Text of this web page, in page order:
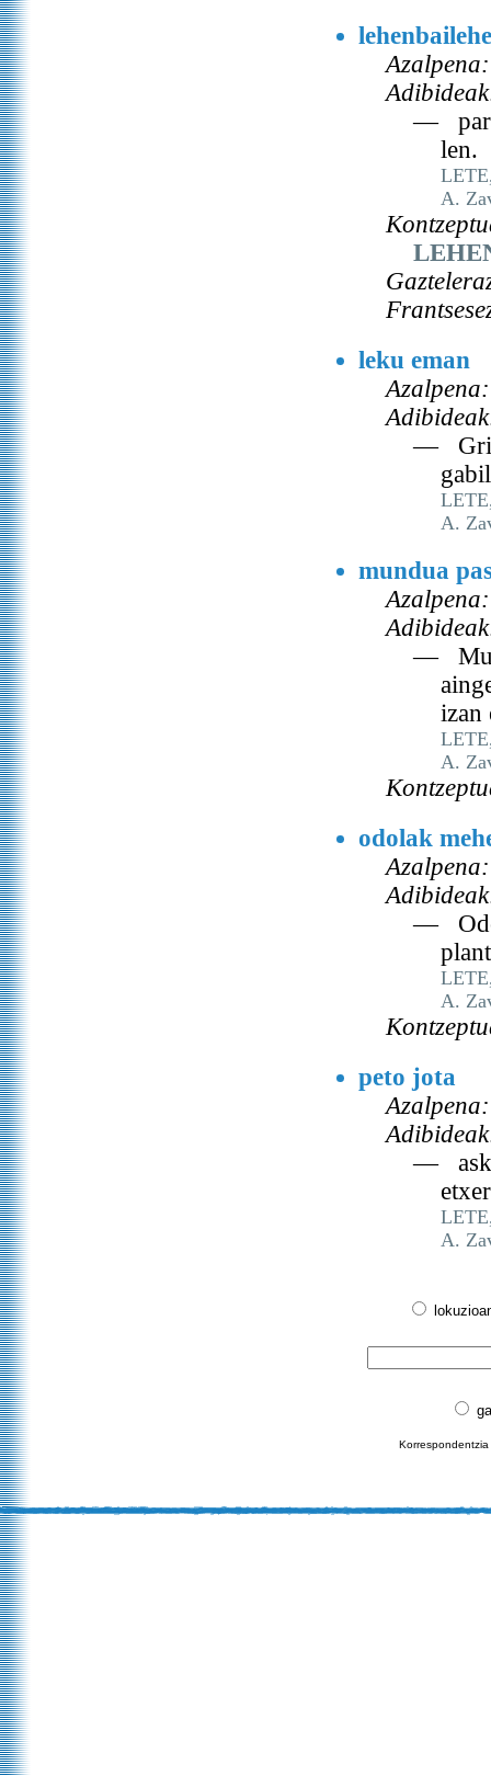
Azalpena:
—
len.
A.
leku eman
Azalpena:
—
A.
mundua
Azalpena:
—
izan
A.
odolak
Azalpena:
—
A.
peto jota
Azalpena:
— asko
A.